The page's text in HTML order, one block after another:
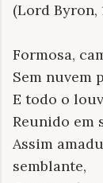
(Lord Byron,
Formosa,
Sem nuvem
E todo o
Reunido em
Assim
semblante,